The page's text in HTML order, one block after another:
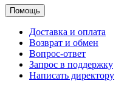
Помощь
Доставка и оплата
Возврат и обмен
Вопрос-ответ
Запрос в поддержку
Написать директору